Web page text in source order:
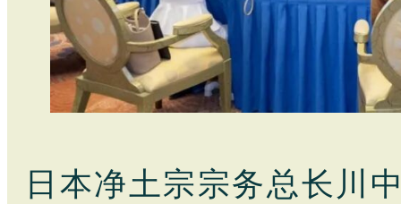
日本净土宗宗务总长川